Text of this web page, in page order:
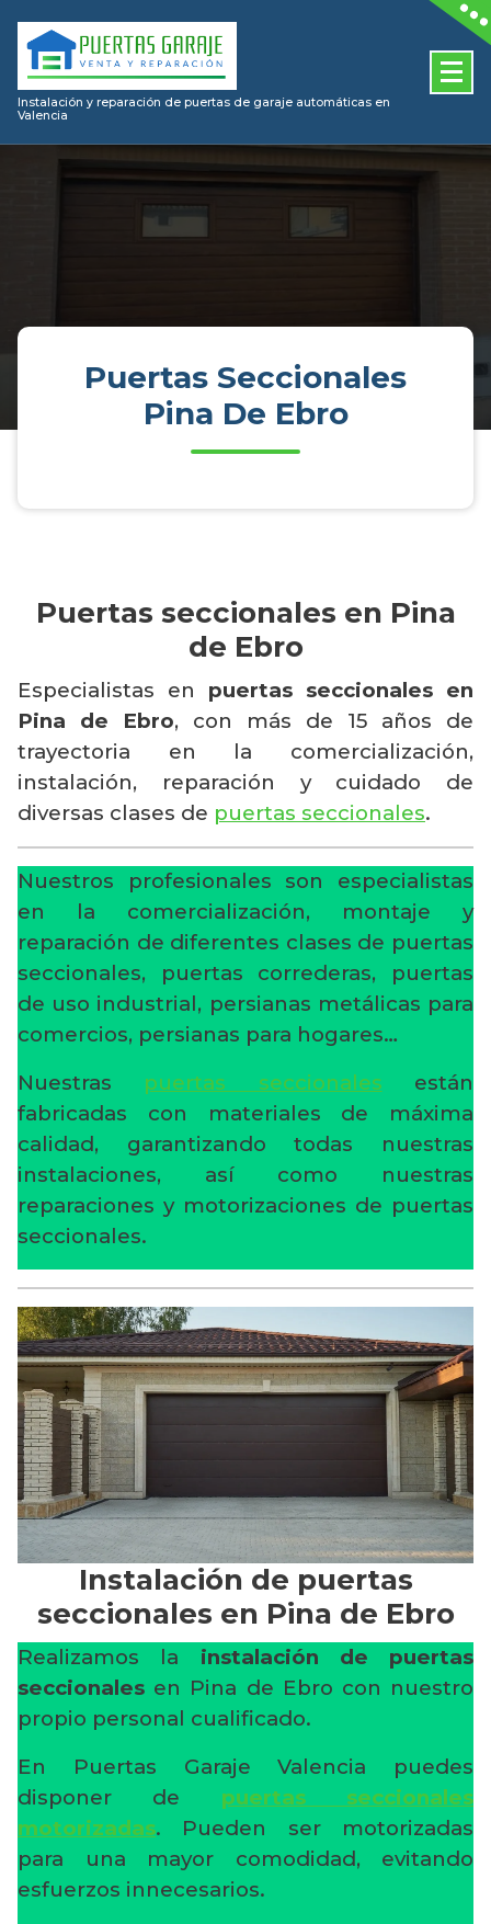
content
Instalación y reparación de puertas de garaje automáticas en
Valencia
Puertas Seccionales
Pina De Ebro
Puertas seccionales en Pina
de Ebro
Especialistas en puertas seccionales en
Pina de Ebro, con más de 15 años de
trayectoria en la comercialización,
instalación, reparación y cuidado de
diversas clases de puertas seccionales.
Nuestros profesionales son especialistas
en la comercialización, montaje y
reparación de diferentes clases de puertas
seccionales, puertas correderas, puertas
de uso industrial, persianas metálicas para
comercios, persianas para hogares…
Nuestras puertas seccionales están
fabricadas con materiales de máxima
calidad, garantizando todas nuestras
instalaciones, así como nuestras
reparaciones y motorizaciones de puertas
seccionales.
Instalación de puertas
seccionales en Pina de Ebro
Realizamos la instalación de puertas
seccionales en Pina de Ebro con nuestro
propio personal cualificado.
En Puertas Garaje Valencia puedes
disponer de puertas seccionales
motorizadas. Pueden ser motorizadas
para una mayor comodidad, evitando
esfuerzos innecesarios.